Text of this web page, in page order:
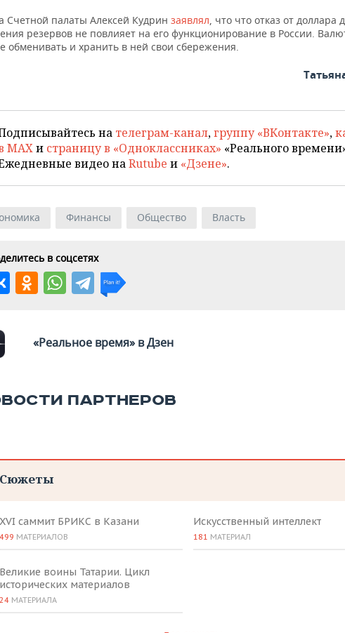
Счетной палаты Алексей Кудрин заявлял, что что отказ от доллара
резервов не повлияет на его функционирование в России.
обменивать и хранить в ней свои сбережения.
на телеграм-канал,группу «ВКонтакте»,
MAXи страницу в «Одноклассниках» «Реального
видео наRutube и «Дзене».
Финансы Общество Власть
в соцсетях
«Реальное время» в Дзен
ПАРТНЕРОВ
Сюжеты
XVI саммит БРИКС в Казани
499 МАТЕРИАЛОВ
Великие воины Татарии. Цикл
исторических материалов
24 МАТЕРИАЛА
Искусственный интеллект
181 МАТЕРИАЛ